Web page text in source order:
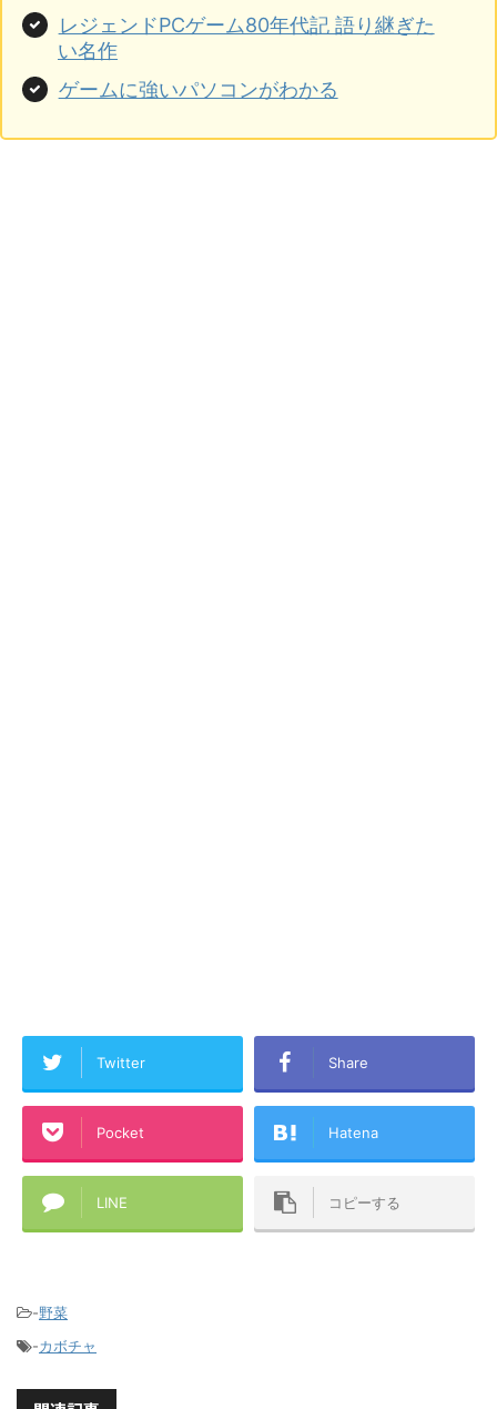
レジェンドPCゲーム80年代記 語り継ぎた
い名作
ゲームに強いパソコンがわかる
Twitter Share
Pocket Hatena
LINE コピーする
-野菜
-カボチャ